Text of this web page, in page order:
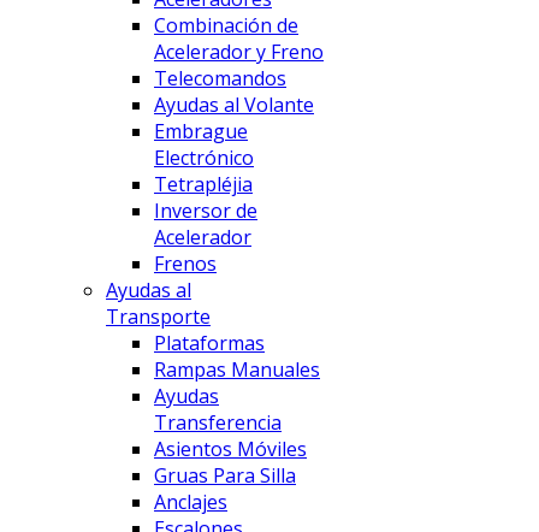
Combinación de
Acelerador y Freno
Telecomandos
Ayudas al Volante
Embrague
Electrónico
Tetrapléjia
Inversor de
Acelerador
Frenos
Ayudas al
Transporte
Plataformas
Rampas Manuales
Ayudas
Transferencia
Asientos Móviles
Gruas Para Silla
Anclajes